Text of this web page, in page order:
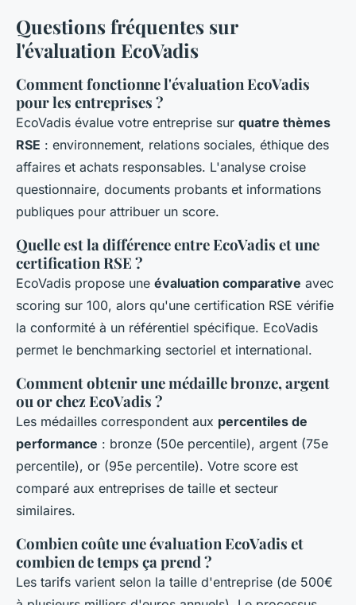
Questions fréquentes sur
l'évaluation EcoVadis
Comment fonctionne l'évaluation EcoVadis
pour les entreprises ?
EcoVadis évalue votre entreprise sur quatre thèmes
RSE : environnement, relations sociales, éthique des
affaires et achats responsables. L'analyse croise
questionnaire, documents probants et informations
publiques pour attribuer un score.
Quelle est la différence entre EcoVadis et une
certification RSE ?
EcoVadis propose une évaluation comparative avec
scoring sur 100, alors qu'une certification RSE vérifie
la conformité à un référentiel spécifique. EcoVadis
permet le benchmarking sectoriel et international.
Comment obtenir une médaille bronze, argent
ou or chez EcoVadis ?
Les médailles correspondent aux percentiles de
performance : bronze (50e percentile), argent (75e
percentile), or (95e percentile). Votre score est
comparé aux entreprises de taille et secteur
similaires.
Combien coûte une évaluation EcoVadis et
combien de temps ça prend ?
Les tarifs varient selon la taille d'entreprise (de 500€